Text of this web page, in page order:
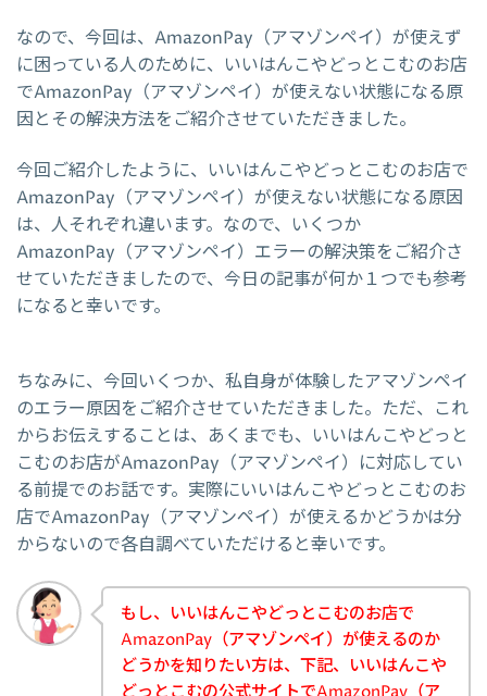
なので、今回は、AmazonPay（アマゾンペイ）が使えず
に困っている人のために、いいはんこやどっとこむのお店
でAmazonPay（アマゾンペイ）が使えない状態になる原
因とその解決方法をご紹介させていただきました。
今回ご紹介したように、いいはんこやどっとこむのお店で
AmazonPay（アマゾンペイ）が使えない状態になる原因
は、人それぞれ違います。なので、いくつか
AmazonPay（アマゾンペイ）エラーの解決策をご紹介さ
せていただきましたので、今日の記事が何か１つでも参考
になると幸いです。
ちなみに、今回いくつか、私自身が体験したアマゾンペイ
のエラー原因をご紹介させていただきました。ただ、これ
からお伝えすることは、あくまでも、いいはんこやどっと
こむのお店がAmazonPay（アマゾンペイ）に対応してい
る前提でのお話です。実際にいいはんこやどっとこむのお
店でAmazonPay（アマゾンペイ）が使えるかどうかは分
からないので各自調べていただけると幸いです。
もし、いいはんこやどっとこむのお店で
AmazonPay（アマゾンペイ）が使えるのか
どうかを知りたい方は、下記、いいはんこや